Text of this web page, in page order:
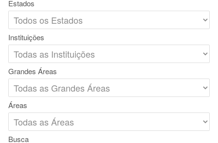
Estados
Instituições
Grandes Áreas
Áreas
Busca